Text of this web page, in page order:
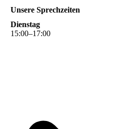
Unsere Sprechzeiten
Dienstag
15:00–17:00